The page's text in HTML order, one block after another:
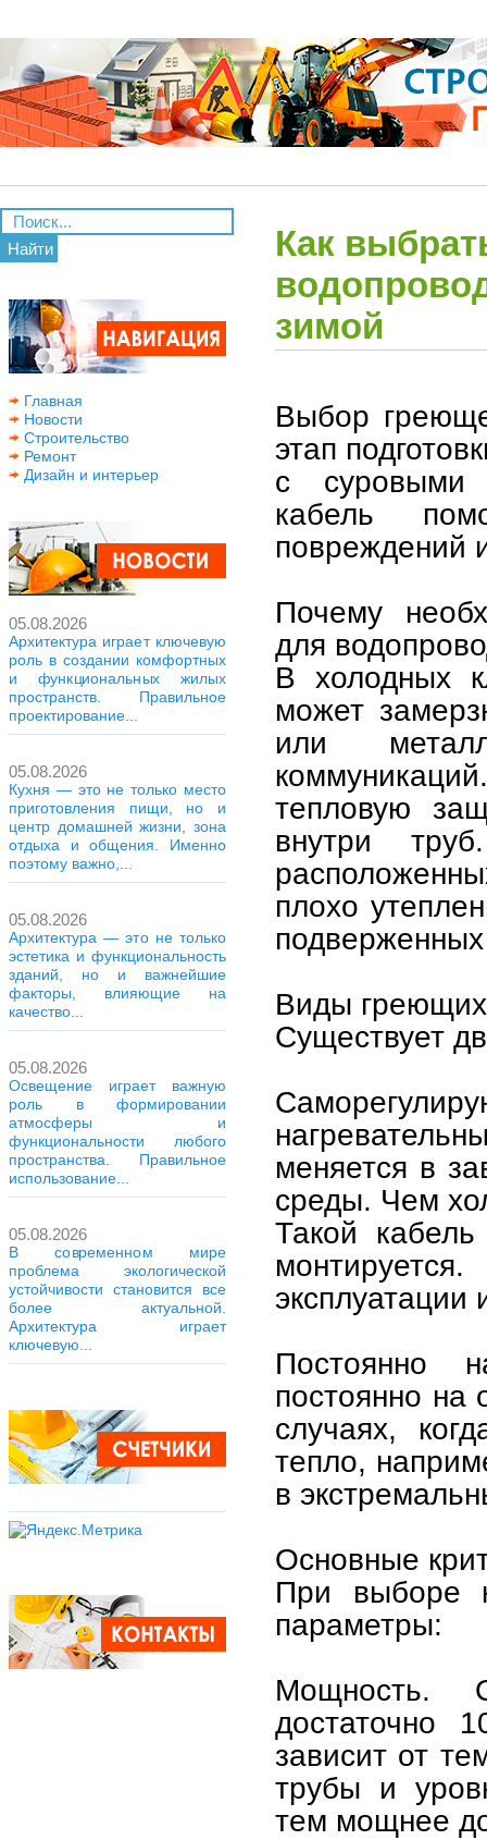
Найти
Главная
Новости
Строительство
Ремонт
Дизайн и интерьер
05.08.2026
Архитектура играет ключевую
роль в создании комфортных
и функциональных жилых
пространств. Правильное
проектирование...
05.08.2026
Кухня — это не только место
приготовления пищи, но и
центр домашней жизни, зона
отдыха и общения. Именно
поэтому важно,...
05.08.2026
Архитектура — это не только
эстетика и функциональность
зданий, но и важнейшие
факторы, влияющие на
качество...
05.08.2026
Освещение играет важную
роль в формировании
атмосферы и
функциональности любого
пространства. Правильное
использование...
05.08.2026
В современном мире
проблема экологической
устойчивости становится все
более актуальной.
Архитектура играет
ключевую...
Как
зимой
Выбор
этап
с суровыми
кабель
повреждений
Почему
для
В холодных
может
или
тепловую
внутри
плохо
Виды
Существует
меняется в
среды. Чем
Такой
эксплуатации
Постоянно
постоянно
случаях,
тепло,
в
Основные
При выборе
параметры:
Мощность.
достаточно
зависит от
трубы и
тем мощнее